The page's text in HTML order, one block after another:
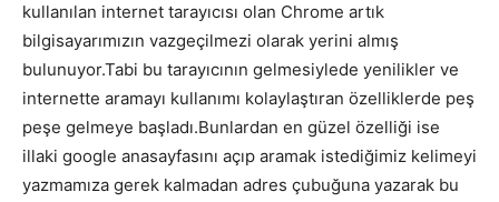
kullanılan internet tarayıcısı olan Chrome artık
bilgisayarımızın vazgeçilmezi olarak yerini almış
bulunuyor.Tabi bu tarayıcının gelmesiylede yenilikler ve
internette aramayı kullanımı kolaylaştıran özelliklerde peş
peşe gelmeye başladı.Bunlardan en güzel özelliği ise
illaki google anasayfasını açıp aramak istediğimiz kelimeyi
yazmamıza gerek kalmadan adres çubuğuna yazarak bu